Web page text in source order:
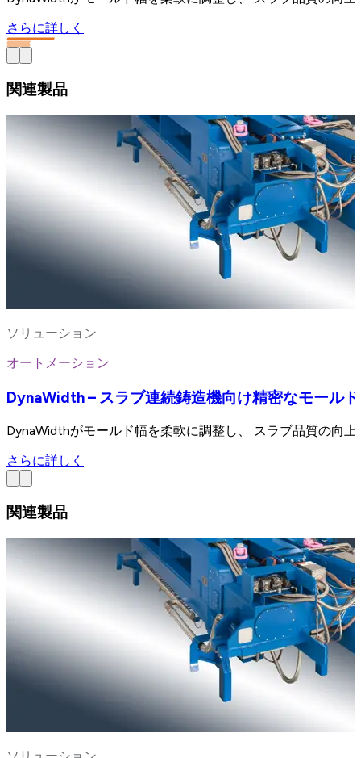
さらに詳しく
関連製品
ソリューション
オートメーション
DynaWidth – スラブ連続鋳造機向け精密なモール
DynaWidthがモールド幅を柔軟に調整し、 スラブ品質の向
さらに詳しく
関連製品